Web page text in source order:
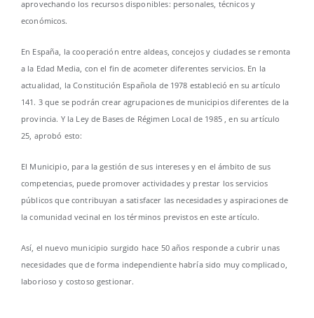
aprovechando los recursos disponibles: personales, técnicos y
económicos.
En España, la cooperación entre aldeas, concejos y ciudades se remonta
a la Edad Media, con el fin de acometer diferentes servicios. En la
actualidad, la Constitución Española de 1978 estableció en su artículo
141. 3 que se podrán crear agrupaciones de municipios diferentes de la
provincia. Y la Ley de Bases de Régimen Local de 1985 , en su artículo
25, aprobó esto:
El Municipio, para la gestión de sus intereses y en el ámbito de sus
competencias, puede promover actividades y prestar los servicios
públicos que contribuyan a satisfacer las necesidades y aspiraciones de
la comunidad vecinal en los términos previstos en este artículo.
Así, el nuevo municipio surgido hace 50 años responde a cubrir unas
necesidades que de forma independiente habría sido muy complicado,
laborioso y costoso gestionar.